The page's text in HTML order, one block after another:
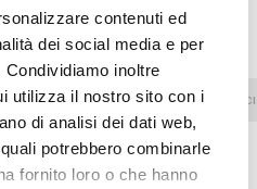
contenuti ed
dei social media e per
inoltre
utilizza il nostro sito con i
di analisi dei dati web,
potrebbero combinarle
fornito loro o che hanno
Tessuto - 900 Tessuto -